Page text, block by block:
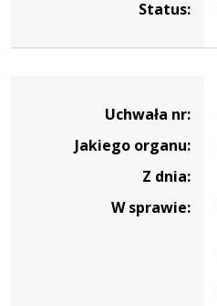
Status:
133/2020-
Uchwała nr:
Jakiego organu:
Z dnia:
W sprawie: